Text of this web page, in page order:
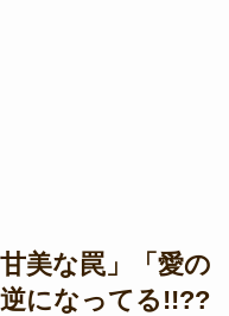
美な罠」「愛の
になってる!!??